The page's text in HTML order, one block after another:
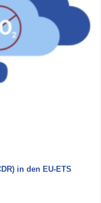
in den EU-ETS